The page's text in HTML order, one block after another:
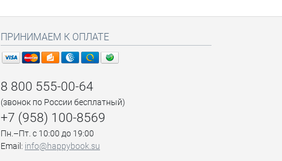
ПРИНИМАЕМ К ОПЛАТЕ
8 800 555-00-64
(звонок по России бесплатный)
+7 (958) 100-8569
Пн.–Пт. с 10:00 до 19:00
Email: info@happybook.su